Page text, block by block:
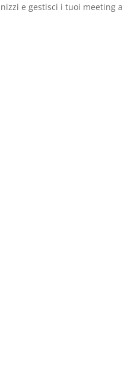
e gestisci i tuoi meeting a